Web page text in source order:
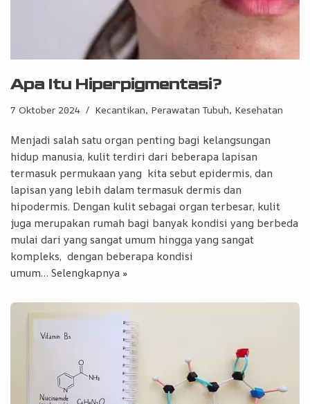
Apa Itu Hiperpigmentasi?
7 Oktober 2024 Kecantikan, Perawatan Tubuh, Kesehatan
Menjadi salah satu organ penting bagi kelangsungan
hidup manusia, kulit terdiri dari beberapa lapisan
termasuk permukaan yang kita sebut epidermis, dan
lapisan yang lebih dalam termasuk dermis dan
hipodermis. Dengan kulit sebagai organ terbesar, kulit
juga merupakan rumah bagi banyak kondisi yang berbeda
mulai dari yang sangat umum hingga yang sangat
kompleks, dengan beberapa kondisi
umum… Selengkapnya »